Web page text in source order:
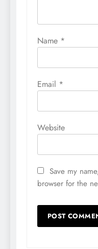
Name *
Email *
Website
Save my
browser for the